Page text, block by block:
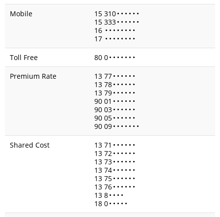
Mobile
15 310• • • • • •
15 333• • • • • •
16 • • • • • • • •
17 • • • • • • • •
Toll Free
80 0• • • • • • •
Premium Rate
13 77• • • • • •
13 78• • • • • •
13 79• • • • • •
90 01 • • • • • •
90 03• • • • • •
90 05• • • • • •
90 09• • • • • • •
Shared Cost
13 71 • • • • • •
13 72• • • • • •
13 73• • • • • •
13 74• • • • • •
13 75• • • • • •
13 76• • • • • •
13 8• • • •
18 0• • • • •